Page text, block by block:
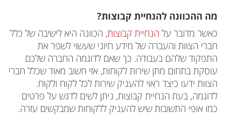
מה ההכוונה להנחיית קבוצות?
כאשר מדובר על הנחיית קבוצות, הכוונה היא לישיבה של כלל
חברי הצוות והעברה של מידע חיוני שעשוי לשפר את
התפקוד שלהם בעבודה. כך שאם לדוגמה החברה שלכם
עוסקת בתחום מתן שירות לקוחות, אזי חשוב מאוד שכלל חברי
הצוות ידעו כיצד ראוי להעניק שירות לכל לקוח ולקוח.
לדוגמה, בעת הנחיית קבוצות, ניתן לשים לדגש על פרטים
כמו אופי התשובות שיש להעניק ללקוחות שמבקשים עזרה.